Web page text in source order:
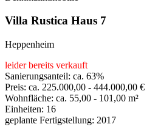
Villa Rustica Haus 7
Heppenheim
leider bereits verkauft
Sanierungsanteil: ca. 63%
Preis: ca. 225.000,00 - 444.000,00 €
Wohnfläche: ca. 55,00 - 101,00 m²
Einheiten: 16
geplante Fertigstellung: 2017